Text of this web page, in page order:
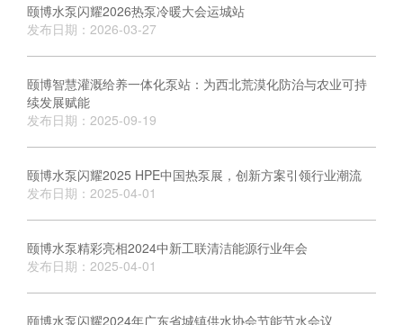
颐博水泵闪耀2026热泵冷暖大会运城站
发布日期：2026-03-27
颐博智慧灌溉给养一体化泵站：为西北荒漠化防治与农业可持
续发展赋能
发布日期：2025-09-19
颐博水泵闪耀2025 HPE中国热泵展，创新方案引领行业潮流
发布日期：2025-04-01
颐博水泵精彩亮相2024中新工联清洁能源行业年会
发布日期：2025-04-01
颐博水泵闪耀2024年广东省城镇供水协会节能节水会议